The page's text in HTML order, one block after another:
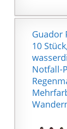
Guador
10
Notfall-